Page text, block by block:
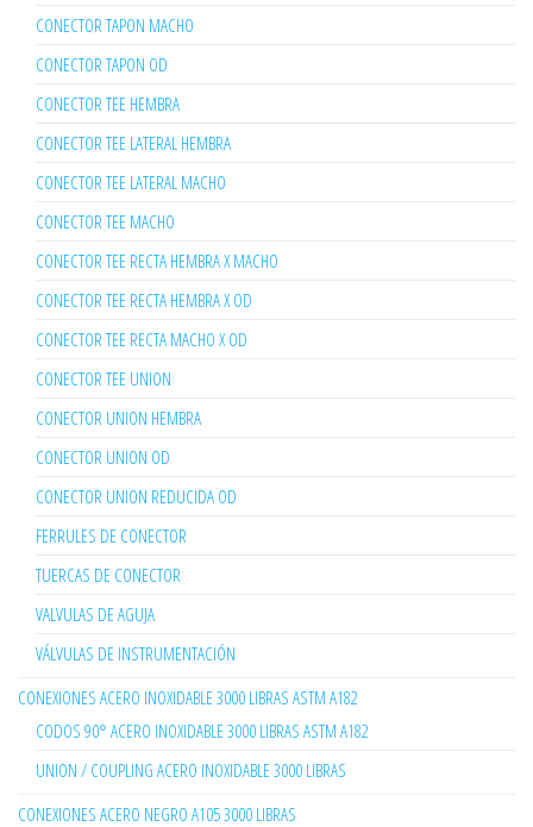
CONECTOR TAPON MACHO
CONECTOR TAPON OD
CONECTOR TEE HEMBRA
CONECTOR TEE LATERAL HEMBRA
CONECTOR TEE LATERAL MACHO
CONECTOR TEE MACHO
CONECTOR TEE RECTA HEMBRA X MACHO
CONECTOR TEE RECTA HEMBRA X OD
CONECTOR TEE RECTA MACHO X OD
CONECTOR TEE UNION
CONECTOR UNION HEMBRA
CONECTOR UNION OD
CONECTOR UNION REDUCIDA OD
FERRULES DE CONECTOR
TUERCAS DE CONECTOR
VALVULAS DE AGUJA
VÁLVULAS DE INSTRUMENTACIÓN
CONEXIONES ACERO INOXIDABLE 3000 LIBRAS ASTM A182
CODOS 90° ACERO INOXIDABLE 3000 LIBRAS ASTM A182
UNION / COUPLING ACERO INOXIDABLE 3000 LIBRAS
CONEXIONES ACERO NEGRO A105 3000 LIBRAS